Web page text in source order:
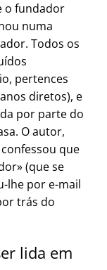
o fundador
numa
Todos os
pertences
diretos), e
por parte do
O autor,
que
(que se
lhe por e-mail
trás do
lida em